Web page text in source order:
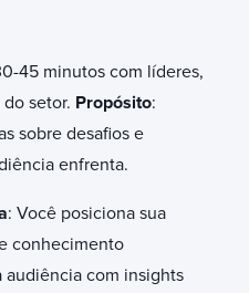
45 minutos com líderes,
setor. Propósito:
sobre desafios e
enfrenta.
: Você posiciona sua
conhecimento
com insights